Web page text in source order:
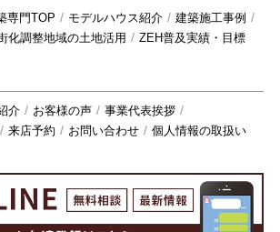
専門TOP モデルハウス紹介
建築施工事例
化調整地域の土地活用 ZEH普及実績・目標
介 お客様の声
事業代表挨拶
来店予約 お問い合わせ 個人情報の取扱い